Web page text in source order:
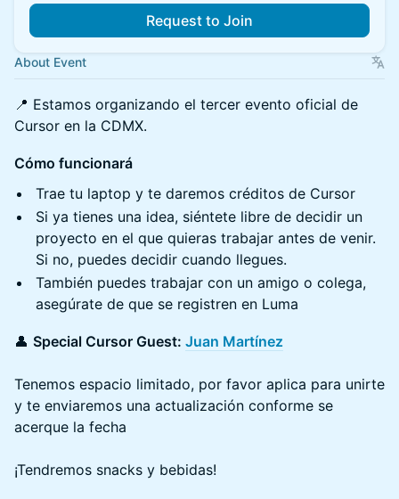
Request to Join
About Event
📍 Estamos organizando el tercer evento oficial de
Cursor en la CDMX.
Cómo funcionará
Trae tu laptop y te daremos créditos de Cursor
Si ya tienes una idea, siéntete libre de decidir un
proyecto en el que quieras trabajar antes de venir.
Si no, puedes decidir cuando llegues.
También puedes trabajar con un amigo o colega,
asegúrate de que se registren en Luma
👤 Special Cursor Guest: Juan Martínez
Tenemos espacio limitado, por favor aplica para unirte
y te enviaremos una actualización conforme se
acerque la fecha
¡Tendremos snacks y bebidas!